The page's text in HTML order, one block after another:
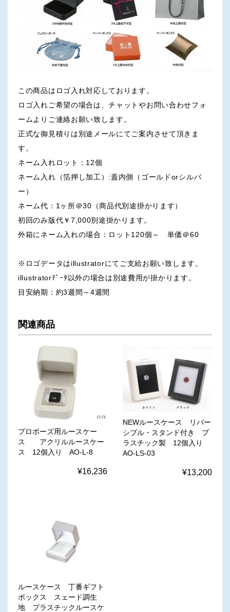
この商品はロゴ入れ対応しております。
ロゴ入れご希望の場合は、チャットやお問い合わせフォ
ームよりご連絡お願い致します。
正式な御見積りは別途メールにてご案内させて頂きま
す。
ネーム入れロット：12個
ネーム入れ（箔押し加工）:蓋内側（ゴールドorシルバ
ー）
ネーム代：1ヶ所＠30（商品代別途掛かります）
初回のみ版代￥7,000別途掛かります。
外箱にネーム入れの場合：ロット120個～ 単価＠60
※ロゴデータはillustratorにてご支給お願い致します。
illustratorﾃﾞｰﾀ以外の場合は別途費用が掛かります。
目安納期：約3週間～4週間
関連商品
プロポーズ用ルースケー
ス アクリルルースケー
ス 12個入り AO-L-8
¥16,236
NEWルースケース リバー
シブル・スタンド付き プ
ラスチック製 12個入り
AO-LS-03
¥13,200
ルースケース 丁番ギフト
ボックス スェード調生
地 プラスチックルースケ